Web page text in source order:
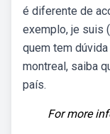
é diferente de
exemplo, je suis
quem tem
montreal, saiba
país.
For more